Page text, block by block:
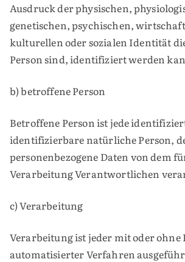
Ausdruck der physischen,
genetischen, psychischen,
kulturellen oder sozialen Identität
Person sind, identifiziert werden
b) betroffene Person
Betroffene Person ist jede
identifizierbare natürliche Person,
personenbezogene Daten von dem
Verarbeitung Verantwortlichen
c) Verarbeitung
Verarbeitung ist jeder mit oder ohne
automatisierter Verfahren